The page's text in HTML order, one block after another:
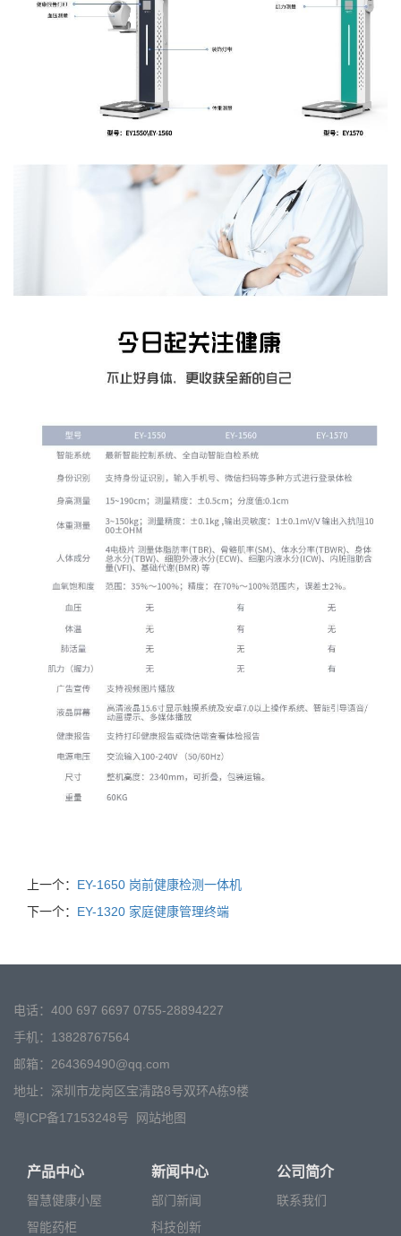
上一个： EY-1650 岗前健康检测一体机
下一个： EY-1320 家庭健康管理终端
电话：400 697 6697 0755-28894227
手机：13828767564
邮箱：264369490@qq.com
地址：深圳市龙岗区宝清路8号双环A栋9楼
粤ICP备17153248号
网站地图
产品中心
智慧健康小屋
智能药柜
新闻中心
部门新闻
科技创新
公司简介
联系我们